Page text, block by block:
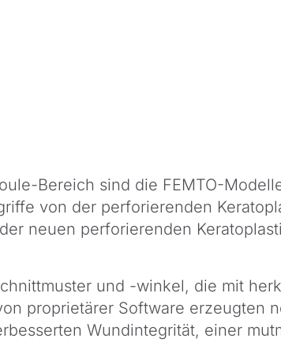
Bereich sind die FEMTO-
von der perforierenden
neuen perforierenden
und -winkel, die mit
proprietärer Software erzeugten
Wundintegrität, einer